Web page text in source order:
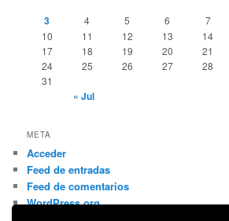
3 4 5 6 7
10
11 12 13 14
17
18 19 20 21
24
25 26 27 28
31
« Jul
META
Acceder
Feed de entradas
Feed de comentarios
WordPress.org